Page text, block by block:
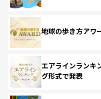
地球の歩き方アワ
エアラインラン
グ形式で発表